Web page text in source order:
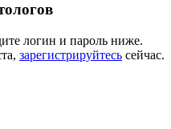
логин и пароль ниже.
зарегистрируйтесь сейчас.